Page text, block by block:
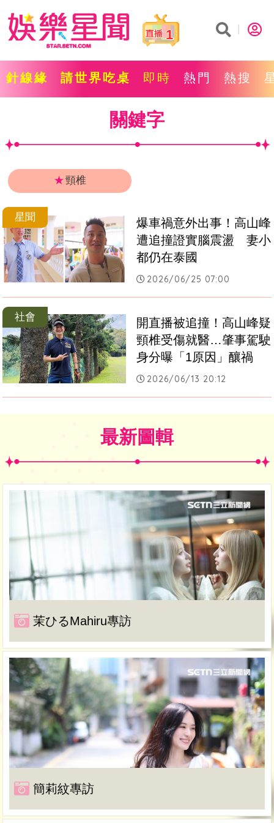
1
針線緣 請世界吃桌 即時 熱門 熱搜
關鍵字
★頸椎
星聞
爆車禍意外出事！高山峰
遭追撞證實腦震盪　妻小
都仍在泰國
2026/06/25 07:00
社會
開直播被追撞！高山峰疑
頸椎受傷就醫…肇事駕駛
身分曝「1原因」釀禍
2026/06/13 20:12
最新圖輯
茉ひるMahiru專訪
簡莉紋專訪